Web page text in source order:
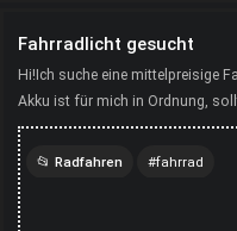
Fahrradlicht gesucht
Hi!Ich suche eine mittelpreisige
Akku ist für mich in Ordnung,
halten für längere Ausfahrten.
Radfahren fahrrad